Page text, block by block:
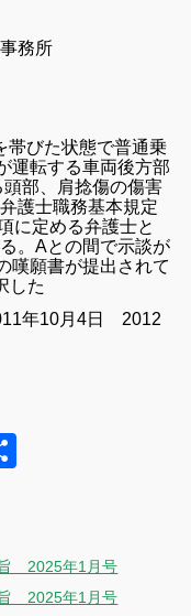
事務所
帯びた状態で普通乗
運転する車両後方部
部、肩捻傷の傷害
護士職務基本規定
に定める弁護士と
。Aとの間で示談が
嘆願書が提出されて
した
年10月4日 2012
旨 2025年1月号
旨 2025年1月号